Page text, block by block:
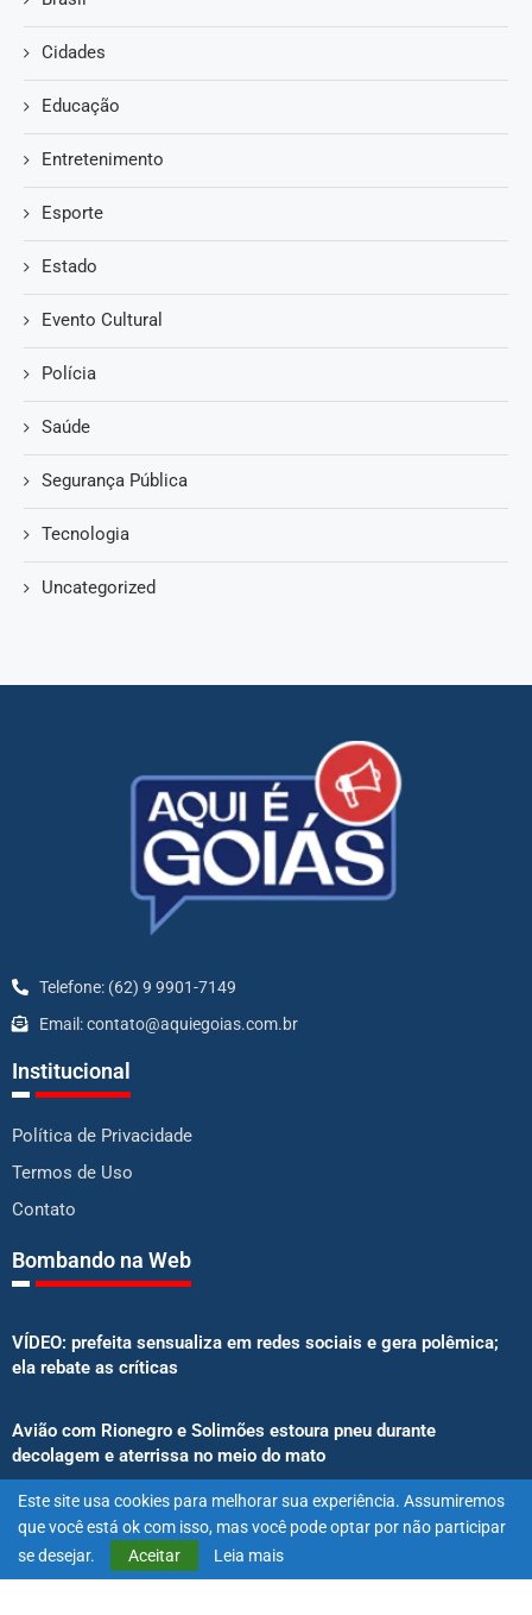
Cidades
Educação
Entretenimento
Esporte
Estado
Evento Cultural
Polícia
Saúde
Segurança Pública
Tecnologia
Uncategorized
Telefone: (62) 9 9901-7149
Email: contato@aquiegoias.com.br
Institucional
Política de Privacidade
Termos de Uso
Contato
Bombando na Web
VÍDEO: prefeita sensualiza em redes sociais e gera polêmica;
ela rebate as críticas
Avião com Rionegro e Solimões estoura pneu durante
decolagem e aterrissa no meio do mato
Senado aprova proibição de atletas e influenciadores em
anúncios de bets
Este site usa cookies para melhorar sua experiência. Assumiremos
que você está ok com isso, mas você pode optar por não participar
se desejar.
Aceitar Leia mais